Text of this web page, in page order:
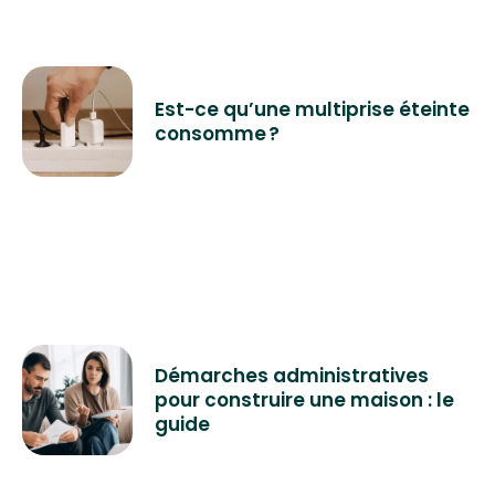
Est-ce qu’une multiprise éteinte
consomme ?
Démarches administratives
pour construire une maison : le
guide